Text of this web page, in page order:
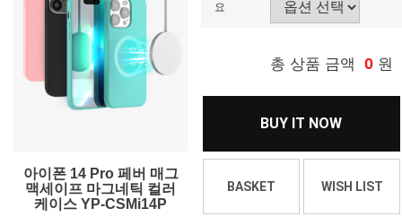
아이폰 14 Pro 페버 매그
맥세이프 마그네틱 컬러
케이스 YP-CSMi14P
요
총 상품 금액 0 원
BUY IT NOW
BASKET WISH LIST